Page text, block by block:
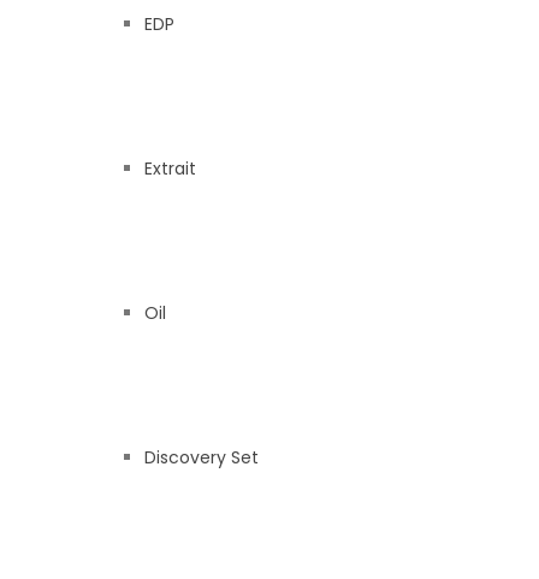
EDP
Extrait
Oil
Discovery Set